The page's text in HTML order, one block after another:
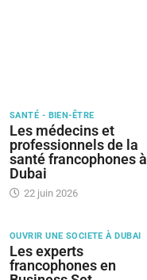
SANTÉ - BIEN-ÊTRE
Les médecins et
professionnels de la
santé francophones à
Dubai
22 juin 2026
OUVRIR UNE SOCIETE À DUBAI
Les experts
francophones en